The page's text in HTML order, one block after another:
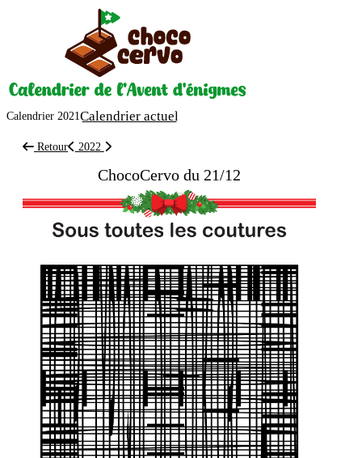
Calendrier 2021Calendrier actuel
Retour 2022
ChocoCervo du 21/12